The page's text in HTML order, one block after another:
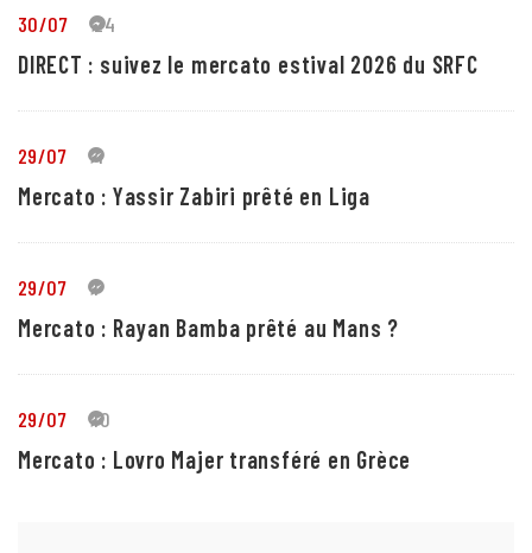
30/07 24
DIRECT : suivez le mercato estival 2026 du SRFC
29/07 4
Mercato : Yassir Zabiri prêté en Liga
29/07 1
Mercato : Rayan Bamba prêté au Mans ?
29/07 10
Mercato : Lovro Majer transféré en Grèce